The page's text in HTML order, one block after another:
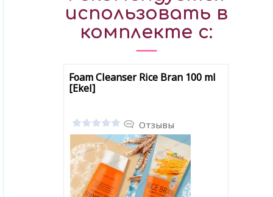
использовать в
комплекте с:
Foam Cleanser Rice Bran 100 ml
[Ekel]
Отзывы